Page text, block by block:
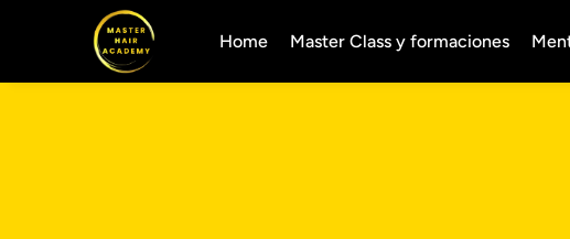
Home Master Class y formaciones